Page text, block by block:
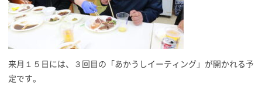
来月１５日には、３回目の「あかうしイーティング」が開かれる予
定です。